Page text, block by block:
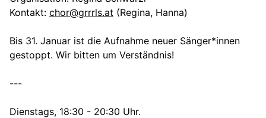
Kontakt: chor@grrrls.at (Regina, Hanna)
Bis 31. Januar ist die Aufnahme neuer Sänger*innen
gestoppt. Wir bitten um Verständnis!
---
Dienstags, 18:30 - 20:30 Uhr.